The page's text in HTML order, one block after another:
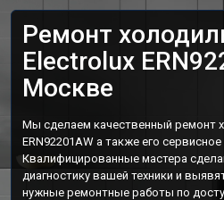
Ремонт
Electrolux
Москве
Мы сделаем качественный ремонт
ERN92201AW а также его
Квалифицированные мастера
диагностику вашей техники и
нужные ремонтные работы по